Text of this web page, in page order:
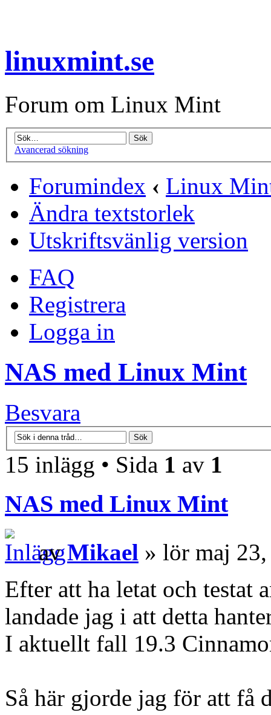
linuxmint.se
Forum om Linux Mint
Avancerad sökning
Forumindex ‹ Linux
Ändra textstorlek
Utskriftsvänlig version
FAQ
Registrera
Logga in
NAS med Linux Mint
Besvara
15 inlägg • Sida 1 av 1
NAS med Linux Mint
avMikael » lör maj
Efter att ha letat och testat
landade jag i att detta
I aktuellt fall 19.3
Så här gjorde jag för att få